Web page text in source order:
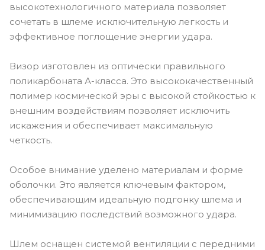
высокотехнологичного материала позволяет
сочетать в шлеме исключительную легкость и
эффективное поглощение энергии удара.
Визор изготовлен из оптически правильного
поликарбоната А-класса. Это высококачественный
полимер космической эры с высокой стойкостью к
внешним воздействиям позволяет исключить
искажения и обеспечивает максимальную
четкость.
Особое внимание уделено материалам и форме
оболочки. Это является ключевым фактором,
обеспечивающим идеальную подгонку шлема и
минимизацию последствий возможного удара.
Шлем оснащен системой вентиляции с передними